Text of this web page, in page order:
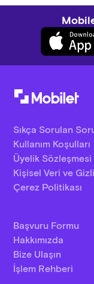
Sıkça Sorulan
Kullanım Koşulları
Üyelik Sözleşmesi
Kişisel Veri ve
Çerez Politikası
Başvuru Formu
Hakkımızda
Bize Ulaşın
İşlem Rehberi